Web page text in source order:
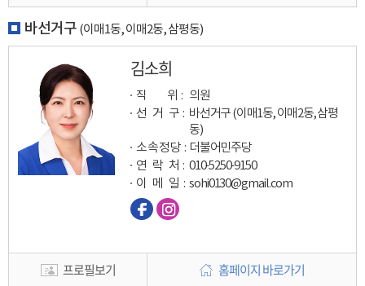
바선거구 (이매1동, 이매2동, 삼평동)
김소희
직 위 : 의원
선 거 구 : 바선거구 (이매1동, 이매2동, 삼평
동)
소속정당 : 더불어민주당
연 락 처 : 010-5250-9150
이 메 일 : sohi0130@gmail.com
프로필보기 홈페이지 바로가기